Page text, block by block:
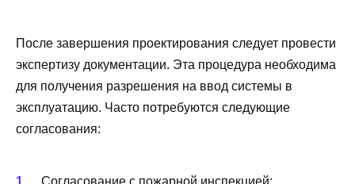
После завершения проектирования следует провести
экспертизу документации. Эта процедура необходима
для получения разрешения на ввод системы в
эксплуатацию. Часто потребуются следующие
согласования:
Согласование с пожарной инспекцией;